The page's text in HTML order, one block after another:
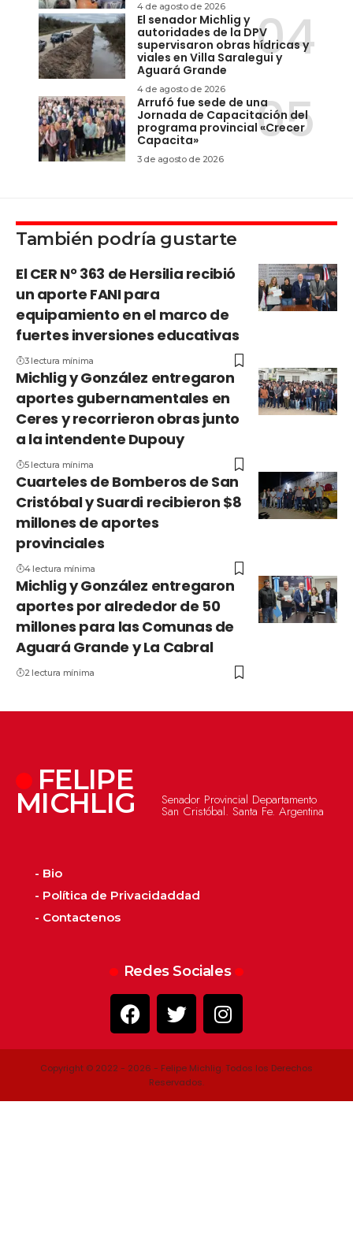
4 de agosto de 2026
El senador Michlig y
autoridades de la DPV
supervisaron obras hídricas y
viales en Villa Saralegui y
Aguará Grande
4 de agosto de 2026
Arrufó fue sede de una
Jornada de Capacitación del
programa provincial «Crecer
Capacita»
3 de agosto de 2026
También podría gustarte
El CER N° 363 de Hersilia recibió
un aporte FANI para
equipamiento en el marco de
fuertes inversiones educativas
3 lectura mínima
Michlig y González entregaron
aportes gubernamentales en
Ceres y recorrieron obras junto
a la intendente Dupouy
5 lectura mínima
Cuarteles de Bomberos de San
Cristóbal y Suardi recibieron $8
millones de aportes
provinciales
4 lectura mínima
Michlig y González entregaron
aportes por alrededor de 50
millones para las Comunas de
Aguará Grande y La Cabral
2 lectura mínima
FELIPE
MICHLIG Senador Provincial Departamento
San Cristóbal. Santa Fe. Argentina
- Bio
- Política de Privacidaddad
- Contactenos
Redes Sociales
Copyright © 2022 - 2026 - Felipe Michlig. Todos los Derechos
Reservados.